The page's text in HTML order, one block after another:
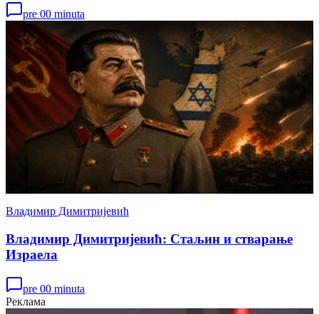
pre 00 minuta
Владимир Димитријевић
Владимир Димитријевић: Стаљин и стварање
Израела
pre 00 minuta
Реклама